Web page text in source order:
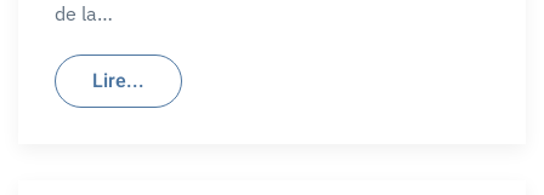
de la…
Lire...